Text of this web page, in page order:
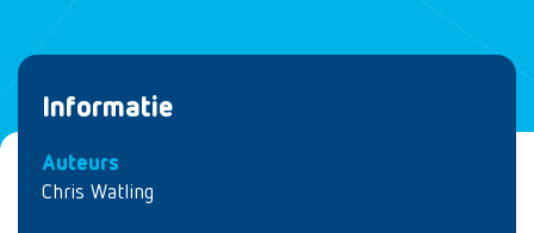
Informatie
Auteurs
Chris Watling